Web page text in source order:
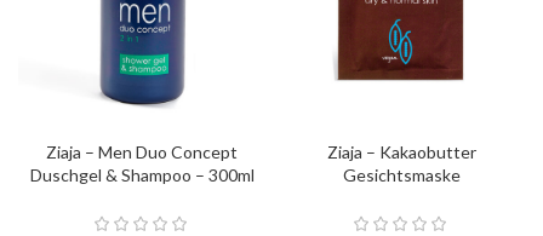
Ziaja – Men Duo Concept
Duschgel & Shampoo – 300ml
Ziaja – Kakaobutter
Gesichtsmaske